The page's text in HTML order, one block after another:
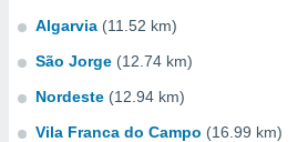
Algarvia (11.52 km)
São Jorge (12.74 km)
Nordeste (12.94 km)
Vila Franca do Campo (16.99 km)